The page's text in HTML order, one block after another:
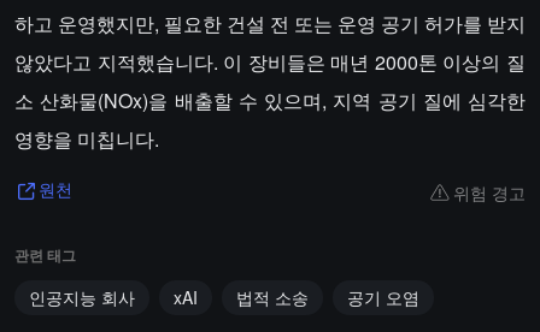
하고 운영했지만, 필요한 건설 전 또는 운영 공기 허가를 받지
않았다고 지적했습니다. 이 장비들은 매년 2000톤 이상의 질
소 산화물(NOx)을 배출할 수 있으며, 지역 공기 질에 심각한
영향을 미칩니다.
원천 위험 경고
관련 태그
인공지능 회사 xAI 법적 소송 공기 오염